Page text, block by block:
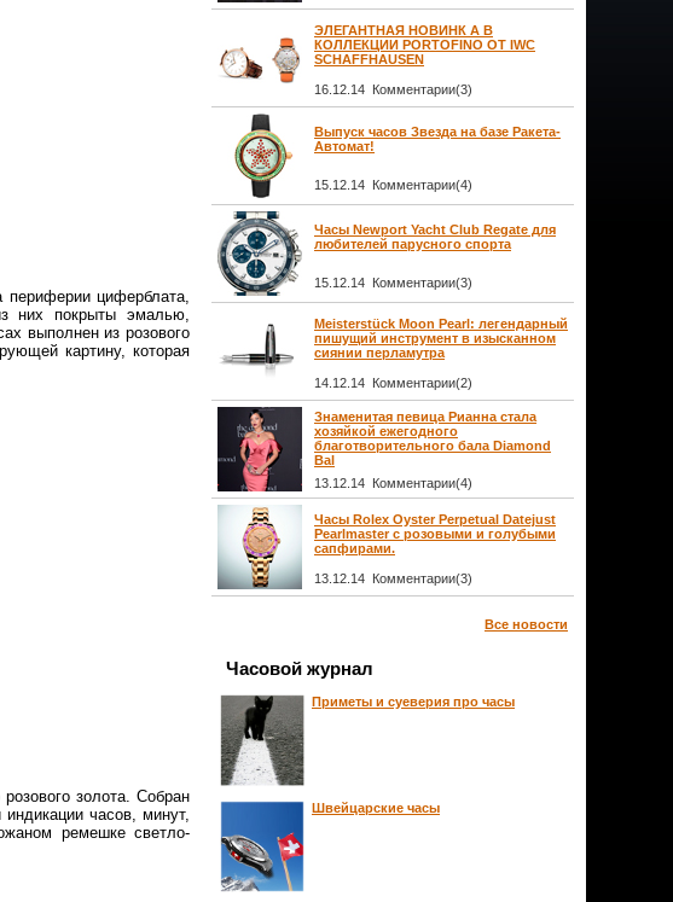
циферблата,
них покрыты эмалью,
выполнен из розового
картину, которая
золота. Собран
часов, минут,
ремешке светло-
ЭЛЕГАНТНАЯ НОВИНК А В
КОЛЛЕКЦИИ PORTOFINO ОТ IWC
SCHAFFHAUSEN
16.12.14 Комментарии(3)
Выпуск часов Звезда на базе Ракета-
Автомат!
15.12.14 Комментарии(4)
Часы Newport Yacht Club Regate для
любителей парусного спорта
15.12.14 Комментарии(3)
Meisterstück Moon Pearl: легендарный
пишущий инструмент в изысканном
сиянии перламутра
14.12.14 Комментарии(2)
Знаменитая певица Рианна стала
хозяйкой ежегодного
благотворительного бала Diamond
Bal
13.12.14 Комментарии(4)
Часы Rolex Oyster Perpetual Datejust
Pearlmaster с розовыми и голубыми
сапфирами.
13.12.14 Комментарии(3)
Все новости
Часовой журнал
Приметы и суеверия про часы
Швейцарские часы